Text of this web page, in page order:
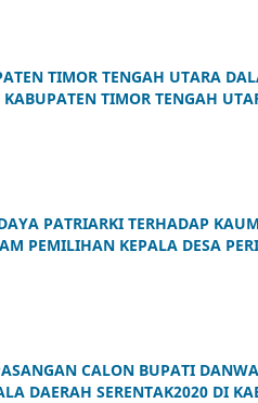
TIMOR TENGAH UTARA
TIMOR TENGAH
PATRIARKI TERHADAP
PEMILIHAN KEPALA DESA
CALON BUPATI
DAERAH SERENTAK2020 DI